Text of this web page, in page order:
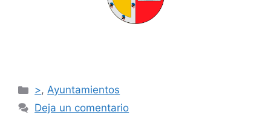
>,Ayuntamientos
Deja un comentario